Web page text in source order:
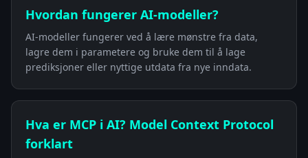
Hvordan fungerer AI-modeller?
AI-modeller fungerer ved å lære mønstre fra data,
lagre dem i parametere og bruke dem til å lage
prediksjoner eller nyttige utdata fra nye inndata.
Hva er MCP i AI? Model Context Protocol
forklart